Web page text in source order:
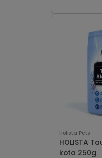
Holista Pets
HOLISTA
kota 250g